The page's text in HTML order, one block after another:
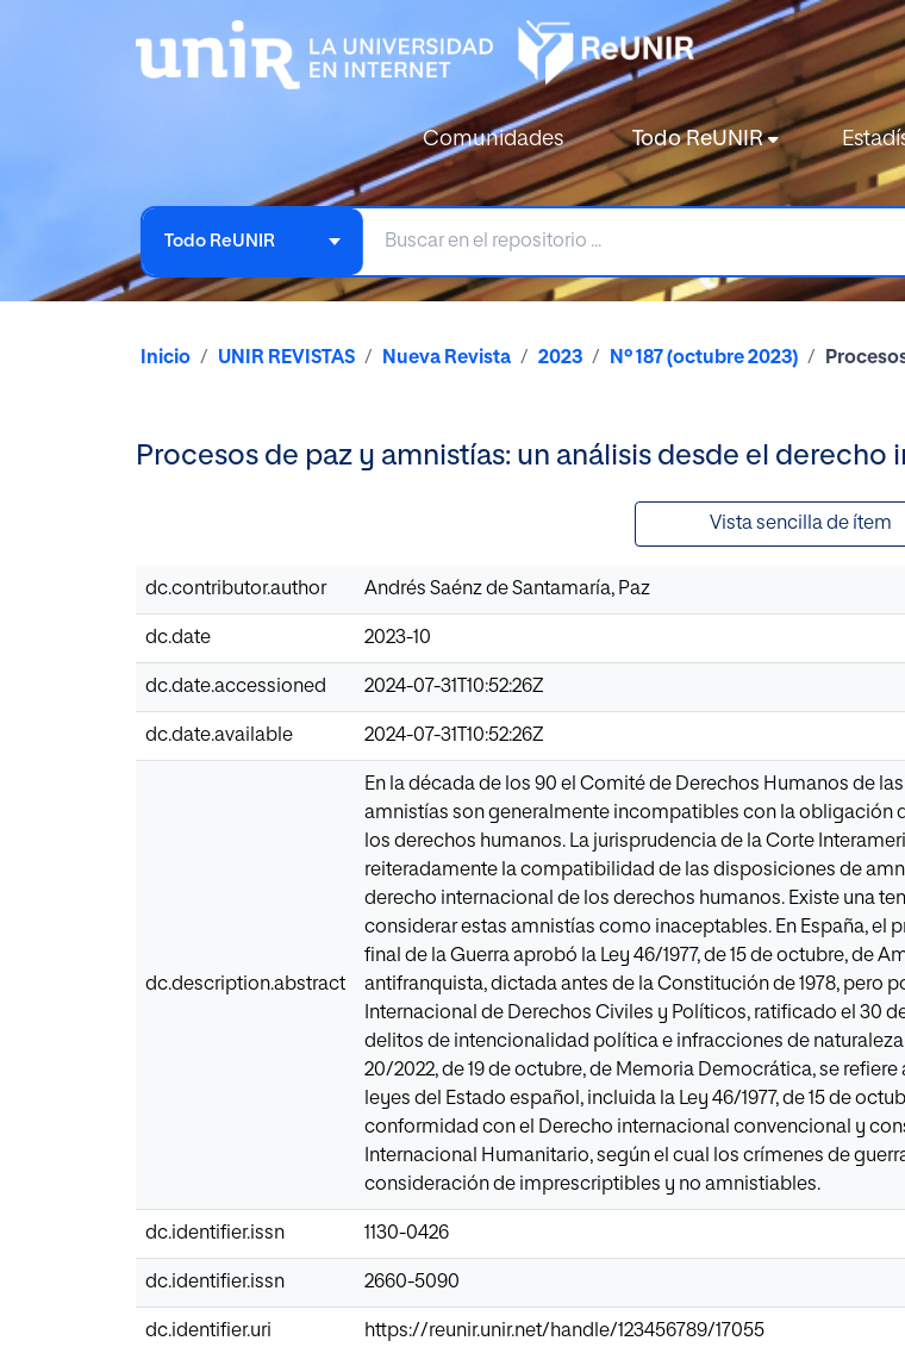
Comunidades Todo ReUNIR
Todo ReUNIR
Inicio UNIR REVISTAS Nueva Revista 2023 Nº 187 (octubre 2023)
Procesos de paz y amnistías: un análisis desde el derecho
Vista sencilla de ítem
dc.contributor.author Andrés Saénz de Santamaría, Paz
dc.date 2023-10
dc.date.accessioned 2024-07-31T10:52:26Z
dc.date.available 2024-07-31T10:52:26Z
dc.description.abstract
En la década de los 90 el Comité de Derechos Humanos de
amnistías son generalmente incompatibles con la obligación
los derechos humanos. La jurisprudencia de la Corte
reiteradamente la compatibilidad de las disposiciones de
derecho internacional de los derechos humanos. Existe una
considerar estas amnistías como inaceptables. En España,
final de la Guerra aprobó la Ley 46/1977, de 15 de octubre, de
antifranquista, dictada antes de la Constitución de 1978, pero
Internacional de Derechos Civiles y Políticos, ratificado el 30
delitos de intencionalidad política e infracciones de
20/2022, de 19 de octubre, de Memoria Democrática, se
leyes del Estado español, incluida la Ley 46/1977, de 15 de
conformidad con el Derecho internacional convencional y
Internacional Humanitario, según el cual los crímenes de
consideración de imprescriptibles y no amnistiables.
dc.identifier.issn 1130-0426
dc.identifier.issn 2660-5090
dc.identifier.uri https://reunir.unir.net/handle/123456789/17055